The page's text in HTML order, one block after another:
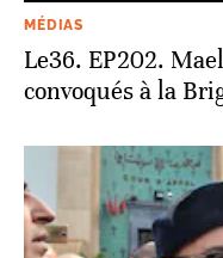
MÉDIAS
Le36. EP202.
convoqués à la